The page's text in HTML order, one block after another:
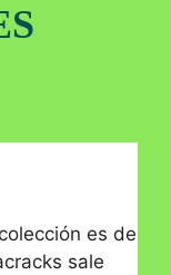
es de
sale